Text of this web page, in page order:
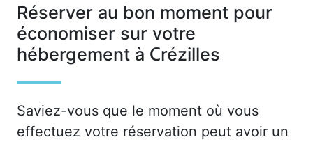
Réserver au bon moment pour
économiser sur votre
hébergement à Crézilles
Saviez-vous que le moment où vous
effectuez votre réservation peut avoir un